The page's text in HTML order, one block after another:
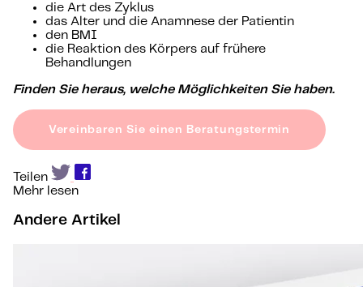
die Art des Zyklus
das Alter und die Anamnese der Patientin
den BMI
die Reaktion des Körpers auf frühere
Behandlungen
Finden Sie heraus, welche Möglichkeiten Sie haben.
Vereinbaren Sie einen Beratungstermin
Teilen
Mehr lesen
Andere Artikel